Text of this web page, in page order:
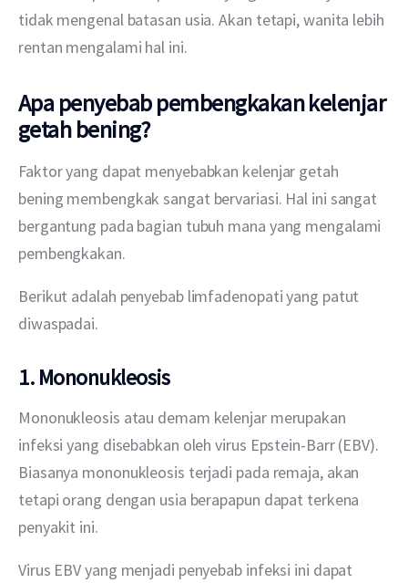
tidak mengenal batasan usia. Akan tetapi, wanita lebih
rentan mengalami hal ini.
Apa penyebab pembengkakan kelenjar
getah bening?
Faktor yang dapat menyebabkan kelenjar getah
bening membengkak sangat bervariasi. Hal ini sangat
bergantung pada bagian tubuh mana yang mengalami
pembengkakan.
Berikut adalah penyebab limfadenopati yang patut
diwaspadai.
1. Mononukleosis
Mononukleosis atau demam kelenjar merupakan
infeksi yang disebabkan oleh virus Epstein-Barr (EBV).
Biasanya mononukleosis terjadi pada remaja, akan
tetapi orang dengan usia berapapun dapat terkena
penyakit ini.
Virus EBV yang menjadi penyebab infeksi ini dapat